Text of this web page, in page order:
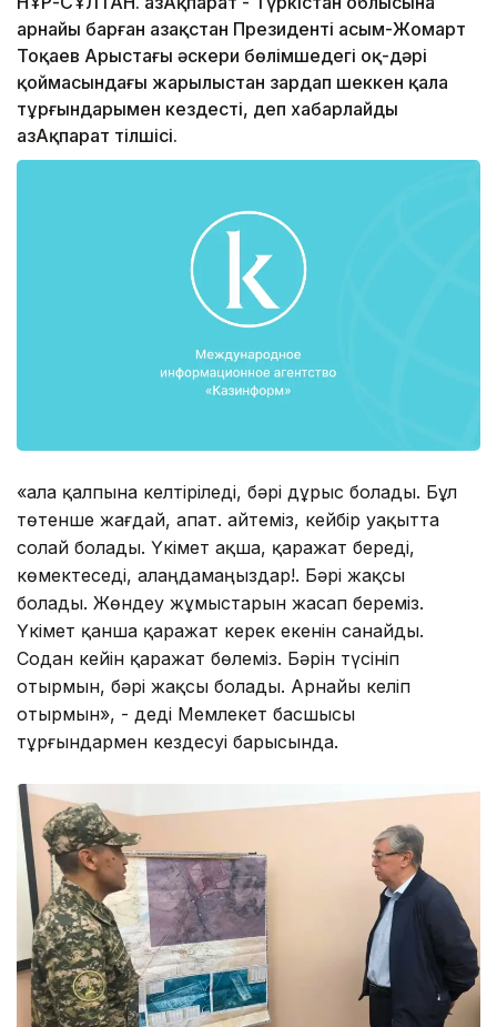
арнайы барған Қазақстан Президенті Қасым-Жомарт
Тоқаев Арыстағы әскери бөлімшедегі оқ-дәрі
қоймасындағы жарылыстан зардап шеккен қала
тұрғындарымен кездесті, деп хабарлайды
ҚазАқпарат тілшісі.
«Қала қалпына келтіріледі, бәрі дұрыс болады. Бұл
төтенше жағдай, апат. Қайтеміз, кейбір уақытта
солай болады. Үкімет ақша, қаражат береді,
көмектеседі, алаңдамаңыздар!. Бәрі жақсы
болады. Жөндеу жұмыстарын жасап береміз.
Үкімет қанша қаражат керек екенін санайды.
Содан кейін қаражат бөлеміз. Бәрін түсініп
отырмын, бәрі жақсы болады. Арнайы келіп
отырмын», - деді Мемлекет басшысы
тұрғындармен кездесуі барысында.